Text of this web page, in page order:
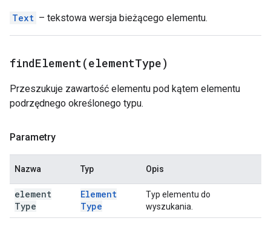
Text – tekstowa wersja bieżącego elementu.
findElement(elementType)
Przeszukuje zawartość elementu pod kątem elementu
podrzędnego określonego typu.
Parametry
Nazwa Typ Opis
element
Type
Element
Type
Typ elementu do
wyszukania.